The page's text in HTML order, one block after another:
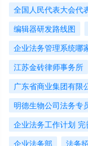
全国人民代表大会代
编辑器研发路线图
企业法务管理系统哪
江苏金砖律师事务所
广东省商业集团有限
明德生物公司法务专
企业法务工作计划 完
企业法务部
法务